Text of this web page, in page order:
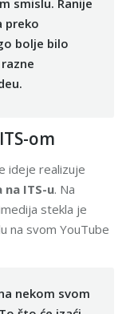
smislu. Ranije
preko
bolje bilo
om
ideje realizuje
ITS-u. Na
stekla je
na svom YouTube
nekom svom